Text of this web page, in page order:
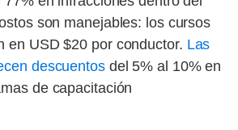
son manejables: los cursos
en USD $20 por conductor. Las
descuentosdel 5% al 10% en
de capacitación